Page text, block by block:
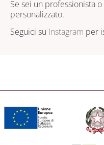
Se sei un professionista
personalizzato.
Seguici su Instagram per